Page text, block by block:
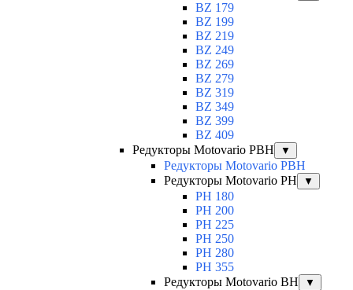
BZ 179
BZ 199
BZ 219
BZ 249
BZ 269
BZ 279
BZ 319
BZ 349
BZ 399
BZ 409
Редукторы Motovario PBH
▼
Редукторы Motovario PBH
Редукторы Motovario PH
▼
PH 180
PH 200
PH 225
PH 250
PH 280
PH 355
Редукторы Motovario BH
▼